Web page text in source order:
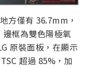
方僅有 36.7mm，
框為雙色陽極氧
原裝面板，在顯示
超過 85%，加